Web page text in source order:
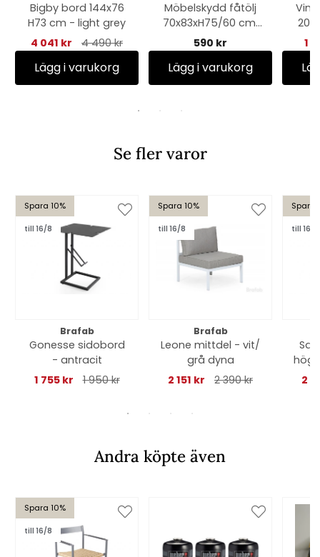
Bigby bord 144x76
H73 cm - light grey
4 041 kr
4 490 kr
Lägg i varukorg
Möbelskydd fåtölj
70x83xH75/60 cm,
andas - svart
590 kr
Lägg i varukorg
20
1
Se fler varor
Spara 10%
till 16/8
Brafab
Gonesse sidobord
- antracit
1 755 kr
1 950 kr
Spara 10%
till 16/8
Brafab
Leone mittdel - vit/
grå dyna
2 151 kr
2 390 kr
Spara
till 16/8
hög
2
Andra köpte även
Spara 10%
till 16/8